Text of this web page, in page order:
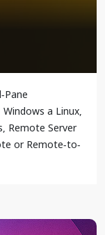
Pane
a Linux,
Remote Server
or Remote-to-